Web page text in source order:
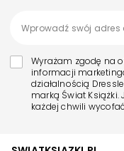
Wyrażam zgodę na
informacji
działalnością
marką Świat
każdej chwili